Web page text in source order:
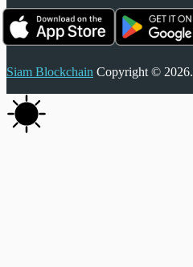
Siam Blockchain Copyright © 2026.